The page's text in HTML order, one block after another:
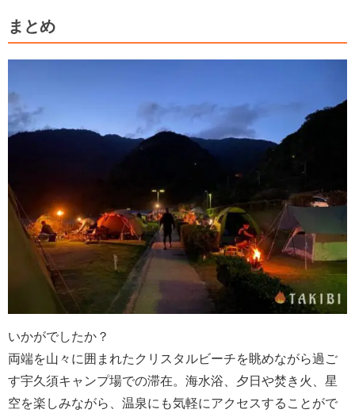
まとめ
いかがでしたか？
両端を山々に囲まれたクリスタルビーチを眺めながら過ご
す宇久須キャンプ場での滞在。海水浴、夕日や焚き火、星
空を楽しみながら、温泉にも気軽にアクセスすることがで